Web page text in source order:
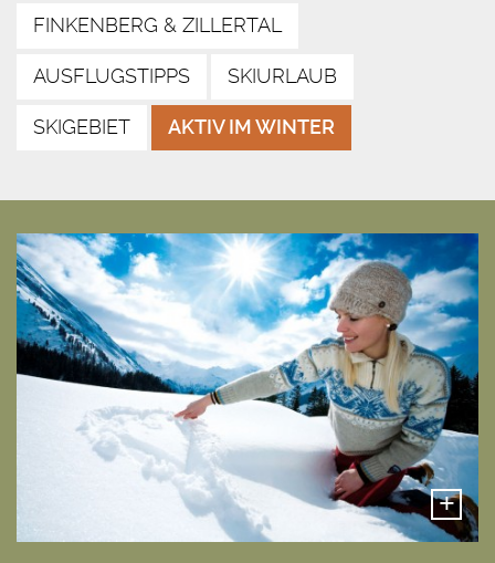
FINKENBERG & ZILLERTAL
AUSFLUGSTIPPS SKIURLAUB
SKIGEBIET AKTIV IM WINTER
+